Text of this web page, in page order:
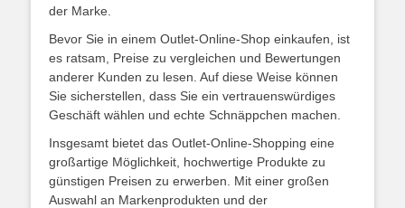
der Marke.
Bevor Sie in einem Outlet-Online-Shop einkaufen, ist
es ratsam, Preise zu vergleichen und Bewertungen
anderer Kunden zu lesen. Auf diese Weise können
Sie sicherstellen, dass Sie ein vertrauenswürdiges
Geschäft wählen und echte Schnäppchen machen.
Insgesamt bietet das Outlet-Online-Shopping eine
großartige Möglichkeit, hochwertige Produkte zu
günstigen Preisen zu erwerben. Mit einer großen
Auswahl an Markenprodukten und der